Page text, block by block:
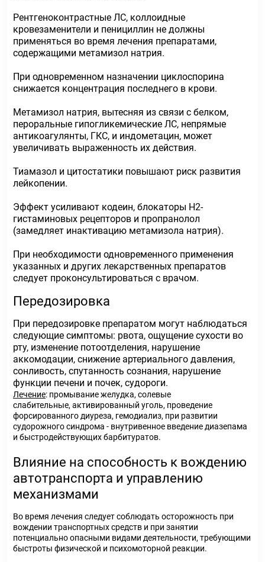
Рентгеноконтрастные ЛС, коллоидные
кровезаменители и пенициллин не должны
применяться во время лечения препаратами,
содержащими метамизол натрия.
При одновременном назначении циклоспорина
снижается концентрация последнего в крови.
Метамизол натрия, вытесняя из связи с белком,
пероральные гипогликемические ЛС, непрямые
антикоагулянты, ГКС, и индометацин, может
увеличивать выраженность их действия.
Тиамазол и цитостатики повышают риск развития
лейкопении.
Эффект усиливают кодеин, блокаторы Н2-
гистаминовых рецепторов и пропранолол
(замедляет инактивацию метамизола натрия).
При необходимости одновременного применения
указанных и других лекарственных препаратов
следует проконсультироваться с врачом.
Передозировка
При передозировке препаратом могут наблюдаться
следующие симптомы: рвота, ощущение сухости во
рту, изменение потоотделения, нарушение
аккомодации, снижение артериального давления,
сонливость, спутанность сознания, нарушение
функции печени и почек, судороги.
Лечение: промывание желудка, солевые
слабительные, активированный уголь, проведение
форсированного диуреза, гемодиализ, при развитии
судорожного синдрома - внутривенное введение диазепама
и быстродействующих барбитуратов.
Влияние на способность к вождению
автотранспорта и управлению
механизмами
Во время лечения следует соблюдать осторожность при
вождении транспортных средств и при занятии
потенциально опасными видами деятельности, требующими
быстроты физической и психомоторной реакции.